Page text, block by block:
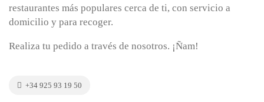
restaurantes más populares cerca de ti, con servicio a
domicilio y para recoger.
Realiza tu pedido a través de nosotros. ¡Ñam!
+34 925 93 19 50